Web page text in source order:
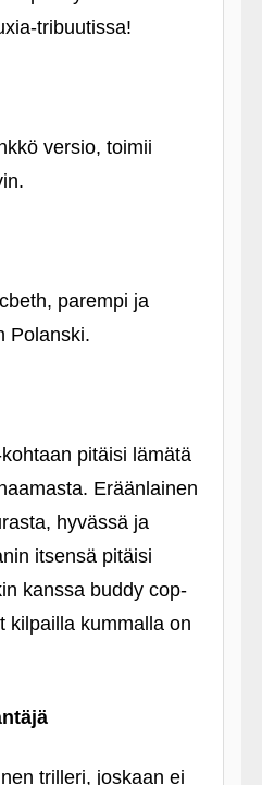
tribuutissa!
versio, toimii
parempi ja
Polanski.
pitäisi lämätä
Eräänlainen
hyvässä ja
itsensä pitäisi
kanssa buddy cop-
kilpailla kummalla on
trilleri, joskaan ei